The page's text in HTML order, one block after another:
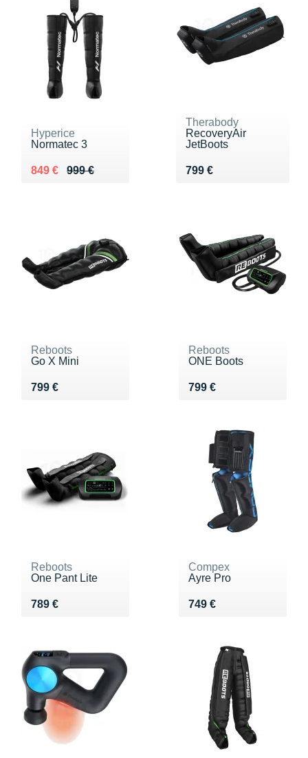
Hyperice
Normatec 3
999 €
Au lieu de 999 €
849 €
Vendu 849 €
Therabody
RecoveryAir
JetBoots
799 €
Vendu 799 €
Reboots
Go X Mini
799 €
Vendu 799 €
Reboots
ONE Boots
799 €
Vendu 799 €
Reboots
One Pant Lite
789 €
Vendu 789 €
Compex
Ayre Pro
749 €
Vendu 749 €